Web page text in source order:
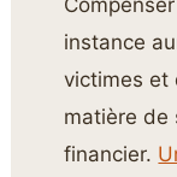
instance
victimes et
matière de
financier.